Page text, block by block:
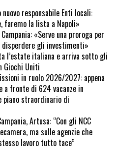
responsabile Enti locali:
faremo la lista a Napoli»
«Serve una proroga per
disperdere gli investimenti»
l’estate italiana e arriva sotto gli
Giochi Uniti
in ruolo 2026/2027: appena
a fronte di 624 vacanze in
piano straordinario di
Artusa: “Con gli NCC
ma sulle agenzie che
lavoro tutto tace”